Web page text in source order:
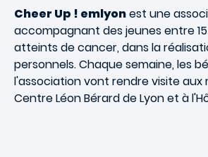
Cheer Up ! emlyonest une
accompagnant des jeunes entre
atteints de cancer, dans la
personnels. Chaque semaine, les
l'association vont rendre visite aux
Centre Léon Bérard de Lyonet à